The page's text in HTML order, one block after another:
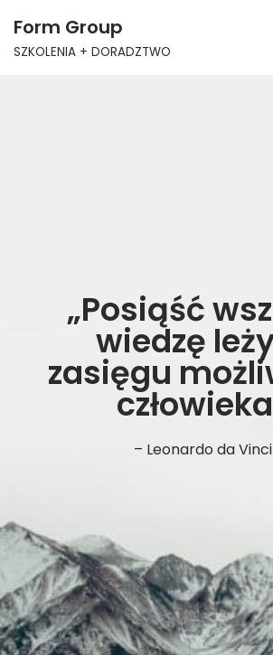
Skocz
Form Group
SZKOLENIA + DORADZTWO
„Posiąść
wiedzę
zasięgu
– Leonardo da Vinci